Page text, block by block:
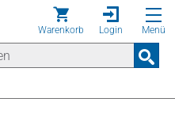
Warenkorb Login Menü